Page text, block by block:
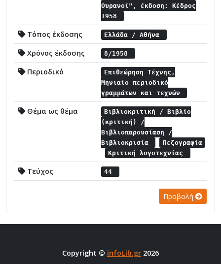
Ουρανοί", έκδοση: Κέδρος
1958
Τόπος έκδοσης Ελλάδα / Αθήνα
Χρόνος έκδοσης 8/1958
Περιοδικό
Επιθεώρηση Τέχνης,
Μηνιαίο περιοδικό
γραμμάτων και τεχνών
Θέμα ως θέμα
Βιβλιοκριτική / Βιβλίο
(κριτική) /
Βιβλιοπαρουσίαση /
Βιβλιοκρισία
Πεζογραφία
Κριτική λογοτεχνίας
Τεύχος 44
Προβολή
Copyright © infoLib.gr 2026